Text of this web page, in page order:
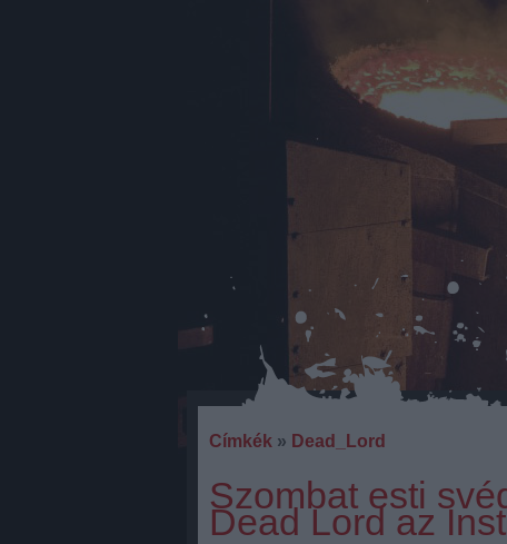
Címkék » Dead_Lord
Szombat esti
Dead Lord az